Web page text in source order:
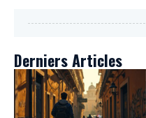
Derniers Articles